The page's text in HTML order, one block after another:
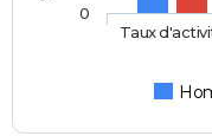
Taux
0